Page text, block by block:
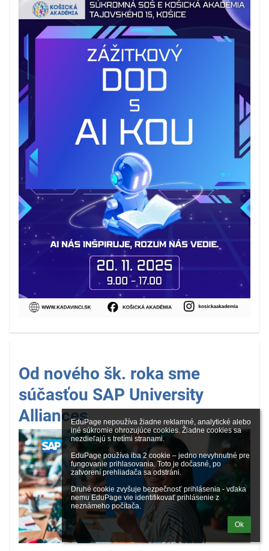
EduPage nepoužíva žiadne reklamné, analytické alebo
iné súkromie ohrozujúce cookies. Žiadne cookies sa
nezdieľajú s tretími stranami.
EduPage používa iba 2 cookie – jedno nevyhnutné pre
fungovanie prihlasovania. Toto je dočasné, po
zatvorení prehliadača sa odstráni.
Druhé cookie zvyšuje bezpečnosť prihlásenia - vďaka
nemu EduPage vie identifikovať prihlásenie z
neznámeho počítača.
Ok
Od nového šk. roka sme
súčasťou SAP University
Alliances